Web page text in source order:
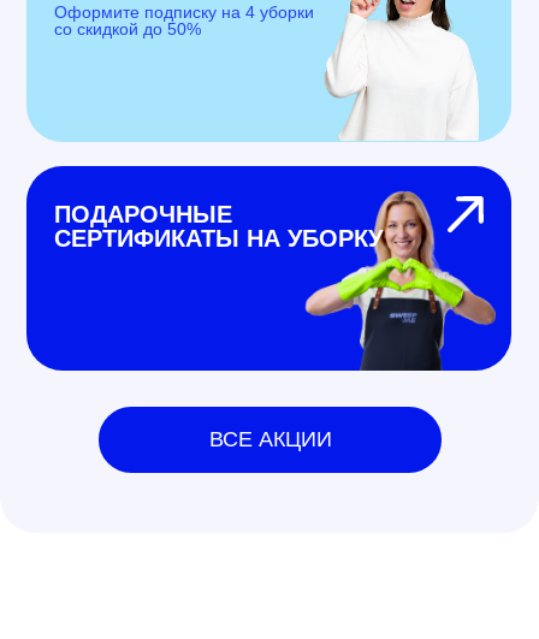
ВСЕ АКЦИИ
Оформите подписку на 4 уборки
со скидкой до 50%
ПОДАРОЧНЫЕ
СЕРТИФИКАТЫ НА УБОРКУ